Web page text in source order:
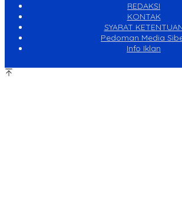
REDAKSI
KONTAK
SYARAT
Pedoman Media
Info Iklan